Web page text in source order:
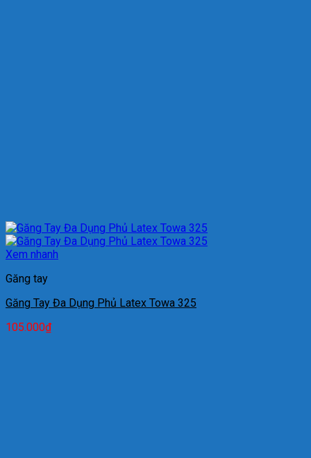
Xem nhanh
Găng tay
Găng Tay Đa Dụng Phủ Latex Towa 325
105.000₫